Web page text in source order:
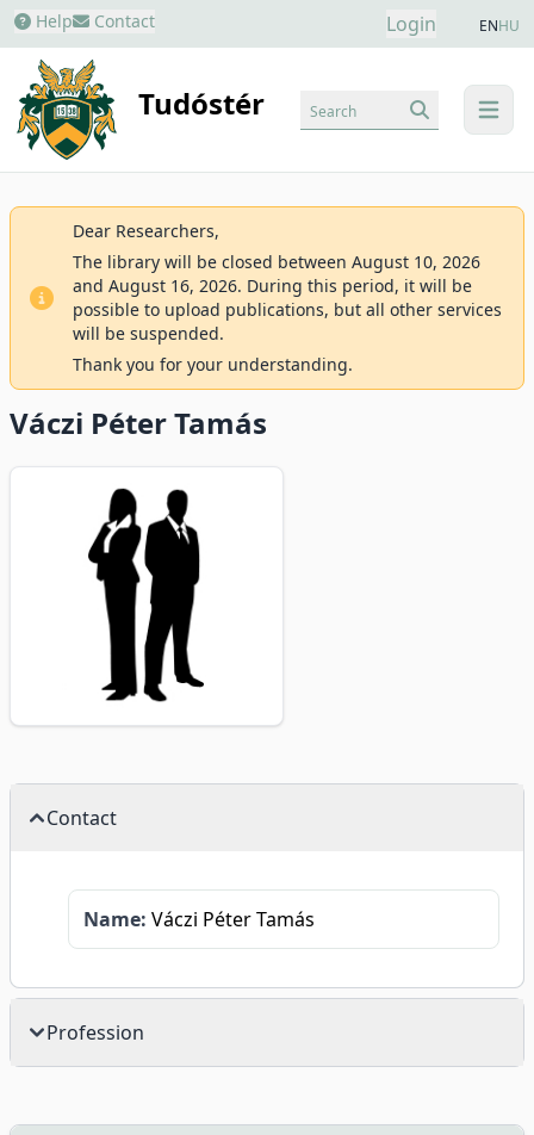
Help Contact Login ENHU
Tudóstér menu
Search
Dear Researchers,
The library will be closed between August 10, 2026
and August 16, 2026. During this period, it will be
possible to upload publications, but all other services
will be suspended.
Thank you for your understanding.
Váczi Péter Tamás
Contact
Name: Váczi Péter Tamás
Profession